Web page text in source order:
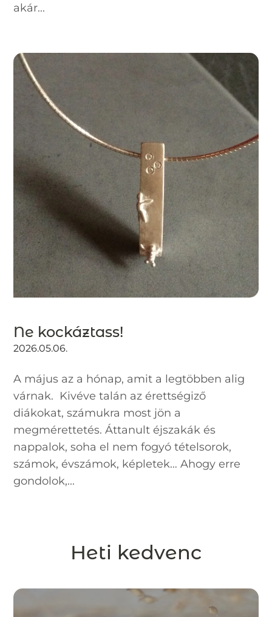
akár...
Ne kockáztass!
2026.05.06.
A május az a hónap, amit a legtöbben alig
várnak. Kivéve talán az érettségiző
diákokat, számukra most jön a
megmérettetés. Áttanult éjszakák és
nappalok, soha el nem fogyó tételsorok,
számok, évszámok, képletek… Ahogy erre
gondolok,...
Heti kedvenc